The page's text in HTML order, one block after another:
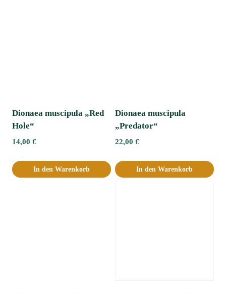
Dionaea muscipula „Red
Hole“
14,00 €
In den Warenkorb
Dionaea muscipula
„Predator“
22,00 €
In den Warenkorb